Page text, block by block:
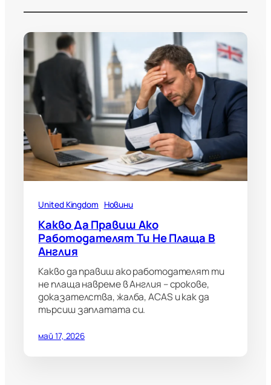
United Kingdom Новини
Какво Да Правиш Ако
Работодателят Ти Не Плаща В
Англия
Какво да правиш ако работодателят ти
не плаща навреме в Англия – срокове,
доказателства, жалба, ACAS и как да
търсиш заплатата си.
май 17, 2026